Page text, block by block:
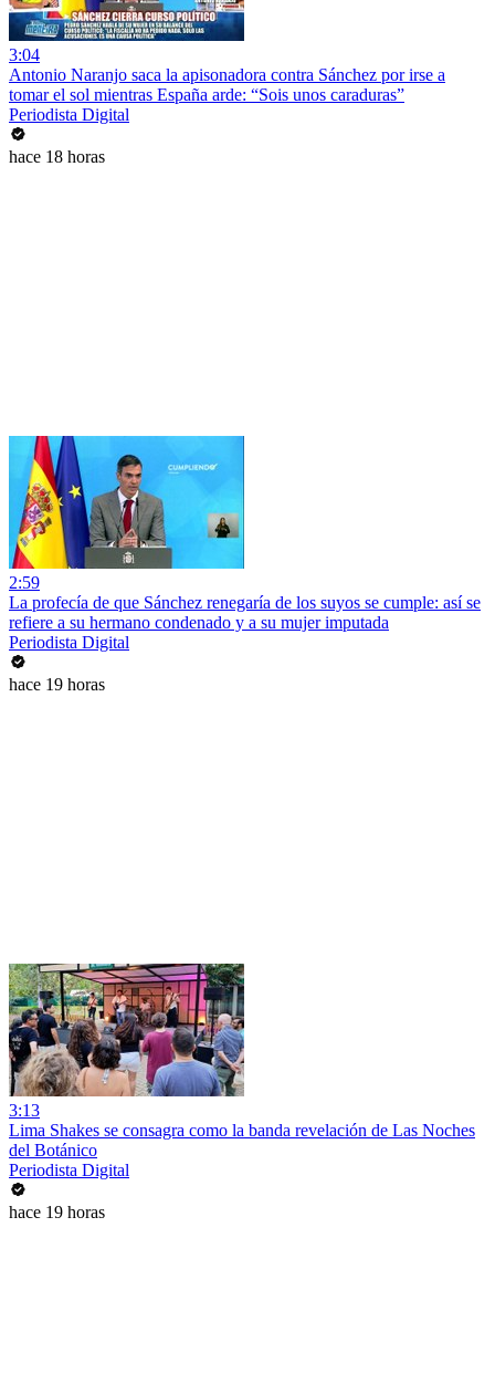
3:04
Antonio Naranjo saca la apisonadora contra Sánchez por irse a
tomar el sol mientras España arde: “Sois unos caraduras”
Periodista Digital
hace 18 horas
2:59
La profecía de que Sánchez renegaría de los suyos se cumple: así se
refiere a su hermano condenado y a su mujer imputada
Periodista Digital
hace 19 horas
3:13
Lima Shakes se consagra como la banda revelación de Las Noches
del Botánico
Periodista Digital
hace 19 horas